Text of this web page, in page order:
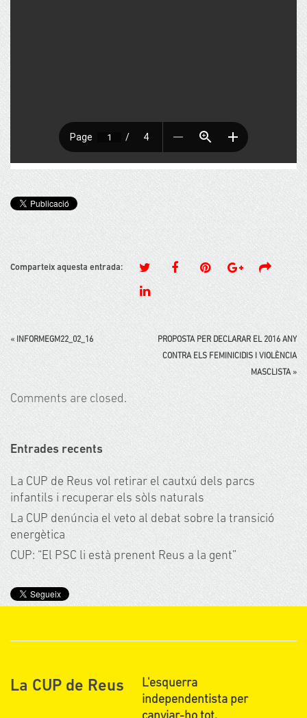
Comparteix aquesta entrada:
« INFORMEGM22_02_16
PROPOSTA PER DECLARAR EL 2016 ANY
CONTRA ELS FEMINICIDIS I VIOLÈNCIA
MASCLISTA»
Comments are closed.
Entrades recents
La CUP de Reus vol retirar el cautxú dels parcs
infantils i recuperar els sòls naturals
La CUP denúncia el veto al debat sobre la transició
energètica
CUP: “El PSC li està prenent Reus a la gent”
La CUP de Reus
L'esquerra
independentista per